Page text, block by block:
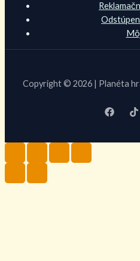
Copyright © 2026 | Planéta